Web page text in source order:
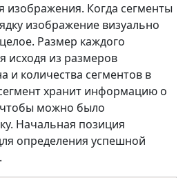
изображения. Когда сегменты
изображение визуально
Размер каждого
исходя из размеров
и количества сегментов в
хранит информацию о
можно было
Начальная позиция
определения успешной